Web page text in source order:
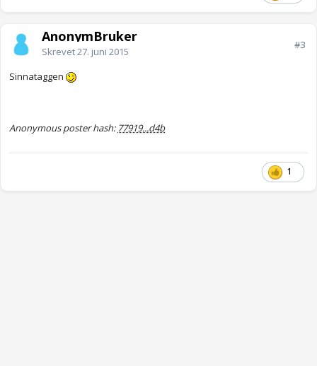
AnonymBruker
Skrevet27. juni 2015
#3
Sinnataggen
Anonymous poster hash: 77919...d4b
1